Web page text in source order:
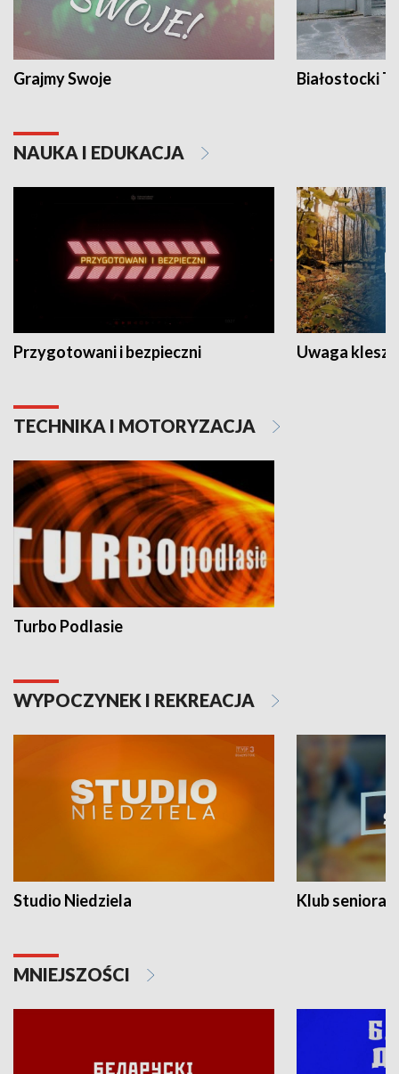
Grajmy Swoje Białostocki
NAUKA I EDUKACJA
Przygotowani i bezpieczni Uwaga
TECHNIKA I MOTORYZACJA
Turbo Podlasie
WYPOCZYNEK I REKREACJA
Studio Niedziela Klub seniora
MNIEJSZOŚCI